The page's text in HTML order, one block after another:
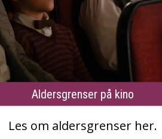
Aldersgrenser på kino
Les om aldersgrenser her.